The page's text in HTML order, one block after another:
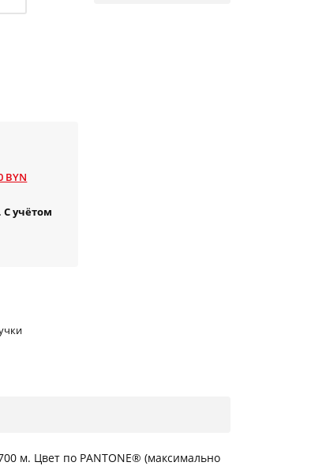
BYN
С учётом
м. Цвет по PANTONE® (максимально